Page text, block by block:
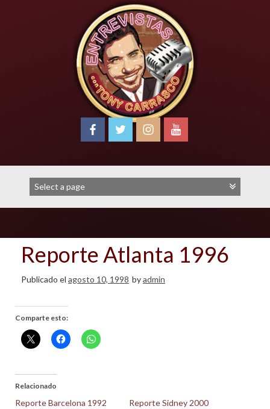
Reporte Atlanta 1996
Publicado el agosto 10, 1998 byadmin
Comparte esto:
Relacionado
Reporte Barcelona 1992
Reporte Sidney 2000